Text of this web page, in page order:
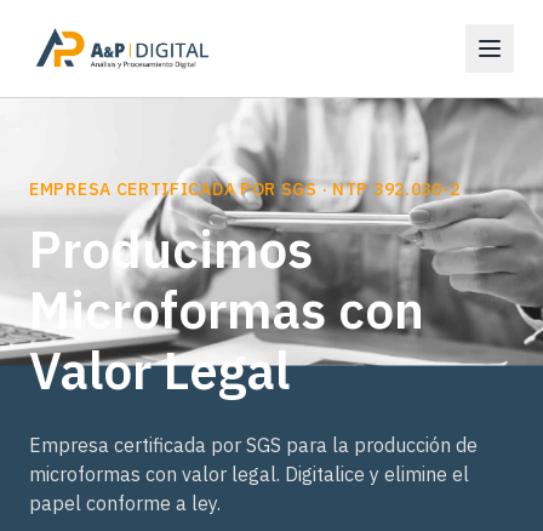
EMPRESA CERTIFICADA POR SGS · NTP 392.030-2
Producimos
Microformas con
Valor Legal
Empresa certificada por SGS para la producción de
microformas con valor legal. Digitalice y elimine el
papel conforme a ley.